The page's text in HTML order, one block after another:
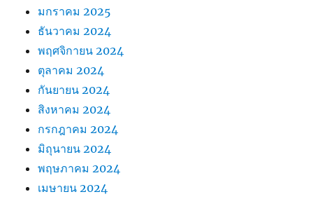
มกราคม 2025
ธันวาคม 2024
พฤศจิกายน 2024
ตุลาคม 2024
กันยายน 2024
สิงหาคม 2024
กรกฎาคม 2024
มิถุนายน 2024
พฤษภาคม 2024
เมษายน 2024